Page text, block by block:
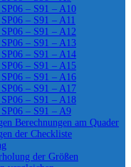
– S91 – A10
– S91 – A11
– S91 – A12
– S91 – A13
– S91 – A14
– S91 – A15
– S91 – A16
– S91 – A17
– S91 – A18
– S91 – A9
Berechnungen am Quader
der Checkliste
der Größen